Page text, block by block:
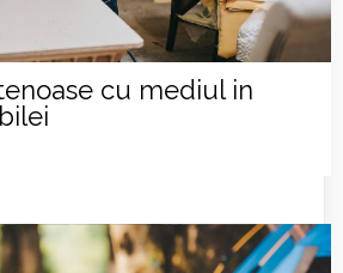
cu mediul in